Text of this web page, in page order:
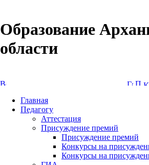
Образование
области
Главная
Педагогу
Аттестация
Присуждение премий
Присуждение премий
Конкурсы на
Конкурсы на